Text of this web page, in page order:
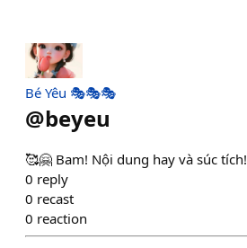
Bé Yêu 🎭🎭🎭
@beyeu
🥰🤗 Bam! Nội dung hay và súc tích!
0 reply
0 recast
0 reaction